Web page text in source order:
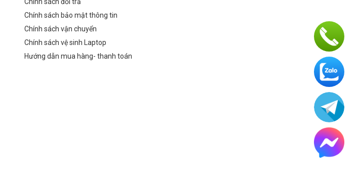
Chính sách bảo mật thông tin
Chính sách vận chuyển
Chính sách vệ sinh Laptop
Hướng dẫn mua hàng- thanh toán